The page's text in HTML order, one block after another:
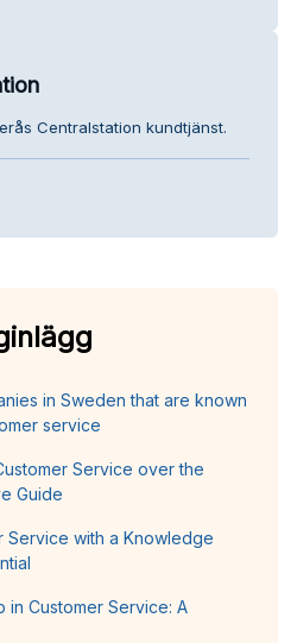
Centralstation kundtjänst.
in Sweden that are known
service
Service over the
Guide
Service with a Knowledge
in Customer Service: A